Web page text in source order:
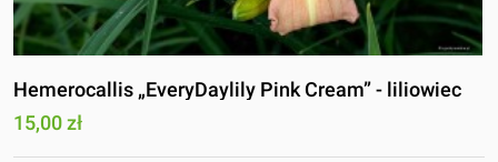
Hemerocallis „EveryDaylily Pink Cream” - liliowiec
15,00 zł